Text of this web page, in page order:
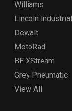
Williams
Lincoln Industrial
Dewalt
MotoRad
BE XStream
Grey Pneumatic
View All